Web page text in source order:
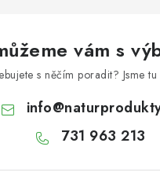
/ KEŠU OŘECHY /
/ PODZEMNICE
OLEJNÁ BLANŠÍROVANÁ
vám s
s něčím poradit? Jsme
info@
731 963 213